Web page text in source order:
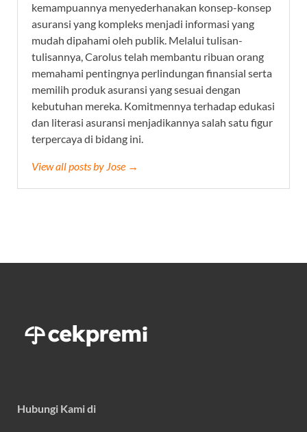
kemampuannya menyederhanakan konsep-konsep
asuransi yang kompleks menjadi informasi yang
mudah dipahami oleh publik. Melalui tulisan-
tulisannya, Carolus telah membantu ribuan orang
memahami pentingnya perlindungan finansial serta
memilih produk asuransi yang sesuai dengan
kebutuhan mereka. Komitmennya terhadap edukasi
dan literasi asuransi menjadikannya salah satu figur
terpercaya di bidang ini.
View all posts by Jose →
Hubungi Kami di